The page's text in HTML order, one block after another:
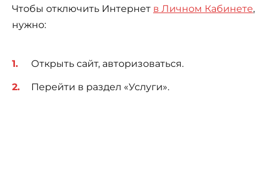
Чтобы отключить Интернет в Личном Кабинете,
нужно:
Открыть сайт, авторизоваться.
Перейти в раздел «Услуги».